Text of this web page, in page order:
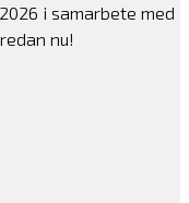
i samarbete med
nu!